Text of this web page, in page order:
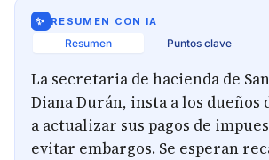
✨ RESUMEN CON IA
Resumen Puntos clave
La secretaria de hacienda de
Diana Durán, insta a los dueños
a actualizar sus pagos de
evitar embargos. Se esperan